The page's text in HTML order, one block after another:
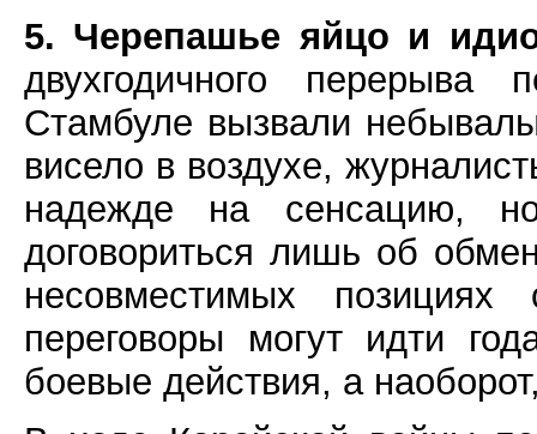
5. Черепашье яйцо и
двухгодичного
Стамбуле вызвали
висело в воздухе,
надежде на сенсацию,
договориться лишь об
несовместимых
переговоры могут идти
боевые действия, а